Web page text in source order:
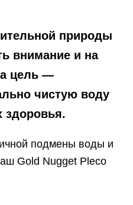
природы
внимание и на
цель —
чистую воду
здоровья.
подмены воды и
Gold Nugget Pleco